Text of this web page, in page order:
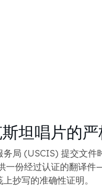
坦唱片的
务局 (USCIS) 提交文件
一份经过认证的翻译
抄写的准确性证明。